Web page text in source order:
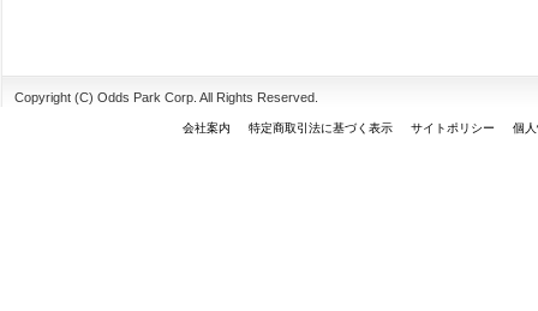
Copyright (C) Odds Park Corp. All Rights Reserved.
会社案内 特定商取引法に基づく表示 サイトポリシー 個